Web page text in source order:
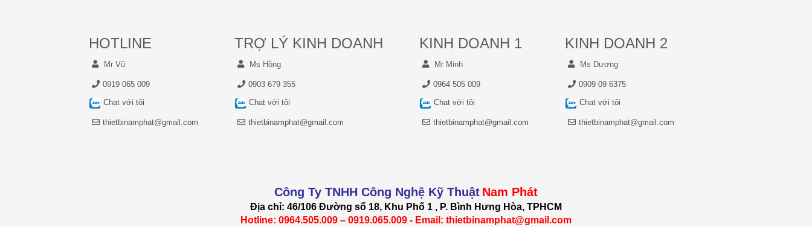
HOTLINE
Mr Vũ
0919 065 009
Chat với tôi
thietbinamphat@gmail.com
TRỢ LÝ KINH DOANH
Ms Hồng
0903 679 355
Chat với tôi
thietbinamphat@gmail.com
KINH DOANH 1
Mr Minh
0964 505 009
Chat với tôi
thietbinamphat@gmail.com
KINH DOANH 2
Ms Dương
0909 09 6375
Chat với tôi
thietbinamphat@gmail.com
Công Ty TNHH Công Nghệ Kỹ Thuật Nam Phát
Địa chỉ: 46/106 Đường số 18, Khu Phố 1 , P. Bình Hưng Hòa, TPHCM
Hotline: 0964.505.009 – 0919.065.009 - Email: thietbinamphat@gmail.com